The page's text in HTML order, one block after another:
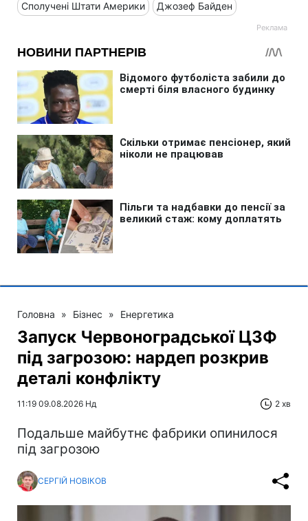
Сполучені Штати Америки Джозеф Байден
Головна » Бізнес » Енергетика
Запуск Червоноградської ЦЗФ
під загрозою: нардеп розкрив
деталі конфлікту
11:19 09.08.2026 Нд 2 хв
Подальше майбутнє фабрики опинилося
під загрозою
СЕРГІЙ НОВІКОВ